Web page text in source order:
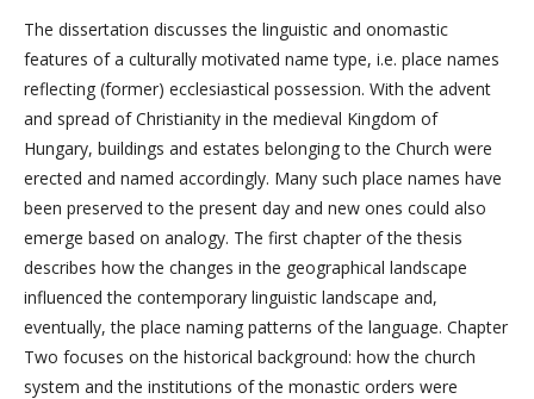
The dissertation discusses the linguistic and onomastic
features of a culturally motivated name type, i.e. place names
reflecting (former) ecclesiastical possession. With the advent
and spread of Christianity in the medieval Kingdom of
Hungary, buildings and estates belonging to the Church were
erected and named accordingly. Many such place names have
been preserved to the present day and new ones could also
emerge based on analogy. The first chapter of the thesis
describes how the changes in the geographical landscape
influenced the contemporary linguistic landscape and,
eventually, the place naming patterns of the language. Chapter
Two focuses on the historical background: how the church
system and the institutions of the monastic orders were